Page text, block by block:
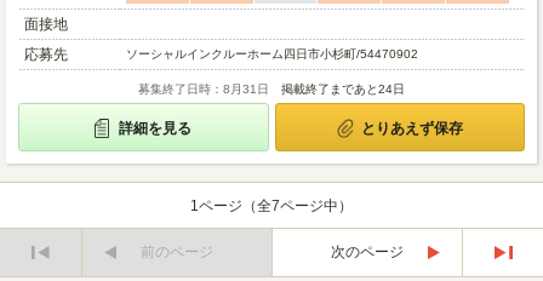
面接地
応募先
ソーシャルインクルーホーム四日市小杉町/54470902
募集終了日時：8月31日 掲載終了まであと24日
詳細を見る とりあえず保存
1ページ（全7ページ中）
前のページ
次のページ